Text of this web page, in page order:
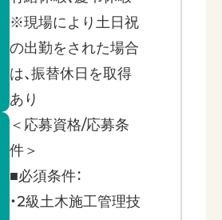
※現場により土日祝
の出勤をされた場合
は、振替休日を取得
あり
＜応募資格/応募条
件＞
■必須条件：
・2級土木施工管理技